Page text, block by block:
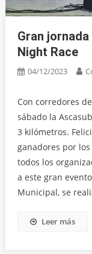
Gran
Night Race
04/12/2023
Con corredores
sábado la
3 kilómetros.
ganadores por
todos los
a este gran
Municipal, se
Leer más